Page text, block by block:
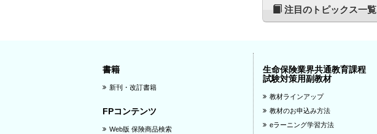
注目のトピックス一覧
書籍
新刊・改訂書籍
FPコンテンツ
Web版 保険商品検索
生命保険業界共通教育課程
試験対策用副教材
教材ラインアップ
教材のお申込み方法
eラーニング学習方法